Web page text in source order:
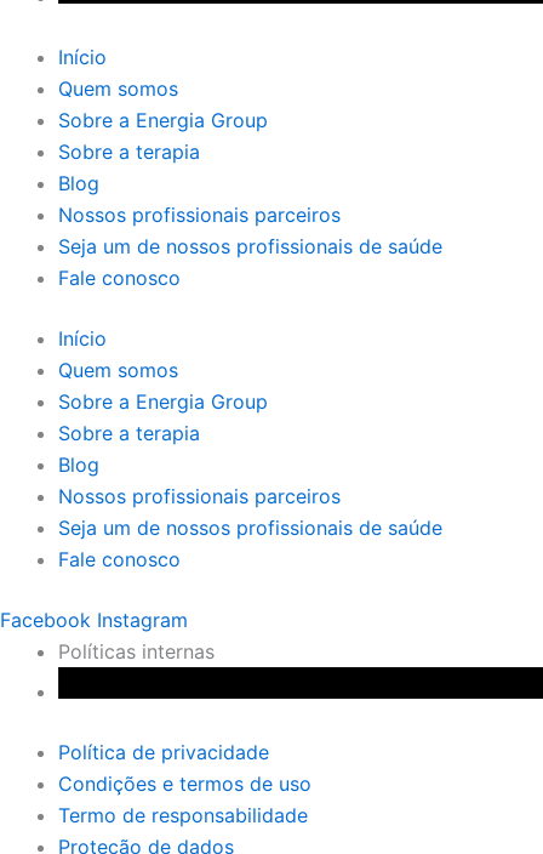
Início
Quem somos
Sobre a Energia Group
Sobre a terapia
Blog
Nossos profissionais parceiros
Seja um de nossos profissionais de saúde
Fale conosco
Início
Quem somos
Sobre a Energia Group
Sobre a terapia
Blog
Nossos profissionais parceiros
Seja um de nossos profissionais de saúde
Fale conosco
Facebook Instagram
Políticas internas
Política de privacidade
Condições e termos de uso
Termo de responsabilidade
Proteção de dados